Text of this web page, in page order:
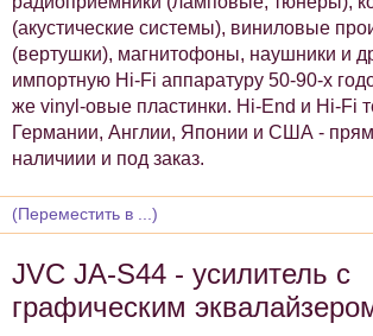
(акустические системы), виниловые
(вертушки), магнитофоны, наушники и
импортную Hi-Fi аппаратуру 50-90-х
же vinyl-овые пластинки. Hi-End и Hi-Fi
Германии, Англии, Японии и США -
наличиии и под заказ.
JVC JA-S44 - усилитель с
графическим